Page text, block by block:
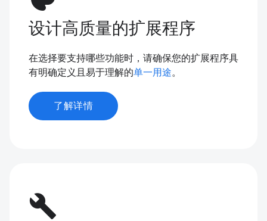
设计高质量的扩展程序
在选择要支持哪些功能时，请确保您的扩展程序具
有明确定义且易于理解的单一用途。
了解详情
build